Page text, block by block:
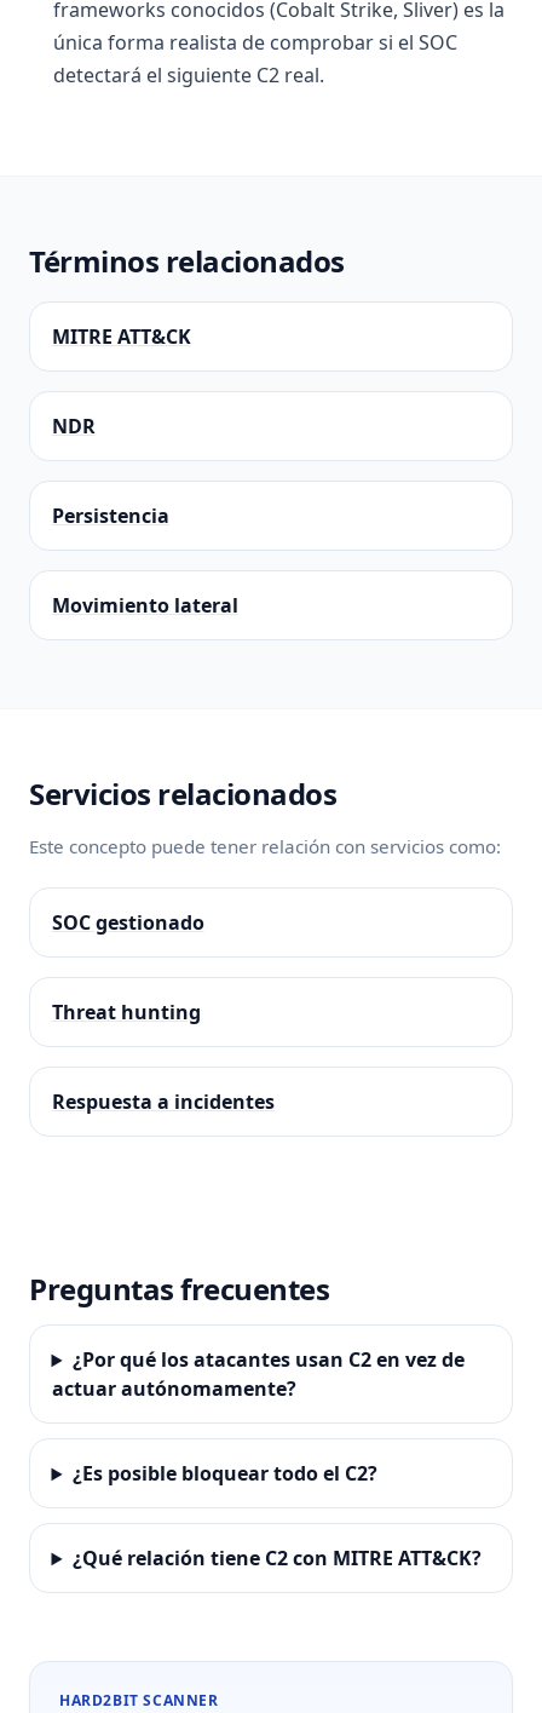
frameworks conocidos (Cobalt Strike, Sliver) es la
única forma realista de comprobar si el SOC
detectará el siguiente C2 real.
Términos relacionados
MITRE ATT&CK
NDR
Persistencia
Movimiento lateral
Servicios relacionados
Este concepto puede tener relación con servicios como:
SOC gestionado
Threat hunting
Respuesta a incidentes
Preguntas frecuentes
¿Por qué los atacantes usan C2 en vez de
actuar autónomamente?
¿Es posible bloquear todo el C2?
¿Qué relación tiene C2 con MITRE ATT&CK?
HARD2BIT SCANNER